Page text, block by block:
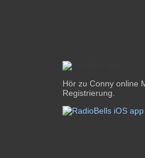
Hör zu Conny online
Registrierung.